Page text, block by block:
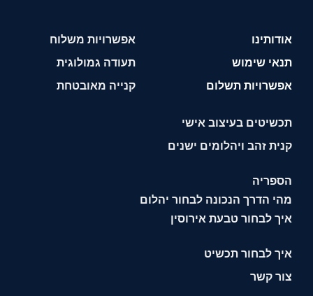
אודותינו
תנאי שימוש
אפשרויות תשלום
אפשרויות משלוח
תעודה גמולוגית
קנייה מאובטחת
תכשיטים בעיצוב אישי
קנית זהב ויהלומים ישנים
הספריה
מהי הדרך הנכונה לבחור יהלום
איך לבחור טבעת אירוסין
איך לבחור תכשיט
צור קשר